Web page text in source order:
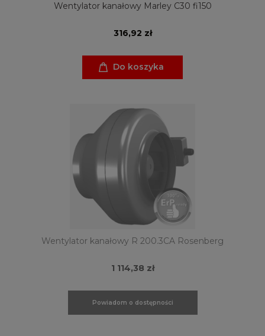
Wentylator kanałowy Marley C30 fi150
316,92 zł
Do koszyka
Wentylator kanałowy R 200.3CA Rosenberg
1 114,38 zł
Powiadom o dostępności